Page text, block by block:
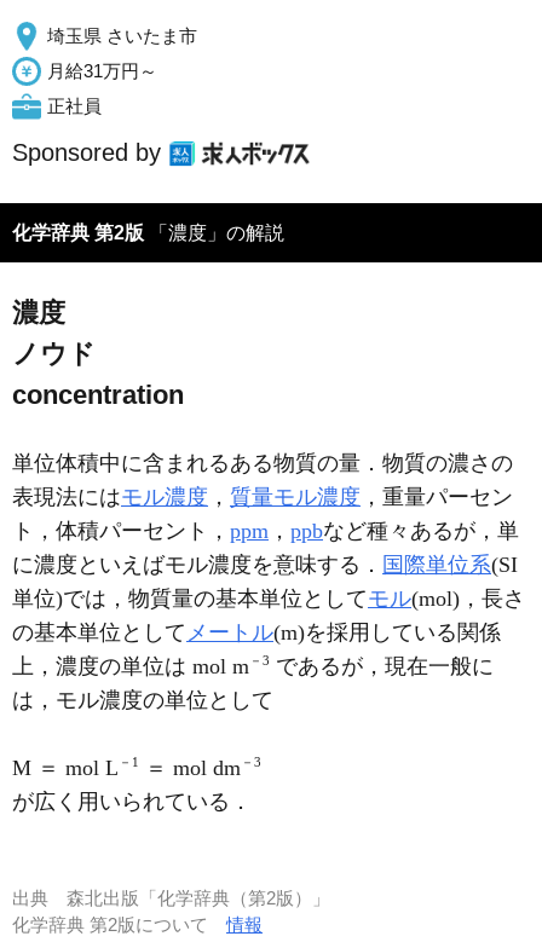
埼玉県 さいたま市
月給31万円～
正社員
Sponsored by
化学辞典 第2版 「濃度」の解説
濃度
ノウド
concentration
単位体積中に含まれるある物質の量．物質の濃さの
表現法にはモル濃度 ， 質量モル濃度 ，重量パーセン
ト，体積パーセント， ppm ， ppbなど種々あるが，単
に濃度といえばモル濃度を意味する． 国際単位系(SI
単位)では，物質量の基本単位としてモル(mol)，長さ
の基本単位として メートル(m)を採用している関係
上，濃度の単位は mol m －3 であるが，現在一般に
は，モル濃度の単位として
M ＝ mol L －1 ＝ mol dm －3
が広く用いられている．
出典 森北出版「化学辞典（第2版）」
化学辞典 第2版について情報